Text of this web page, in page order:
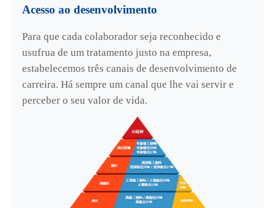
Acesso ao desenvolvimento
Para que cada colaborador seja reconhecido e
usufrua de um tratamento justo na empresa,
estabelecemos três canais de desenvolvimento de
carreira. Há sempre um canal que lhe vai servir e
perceber o seu valor de vida.